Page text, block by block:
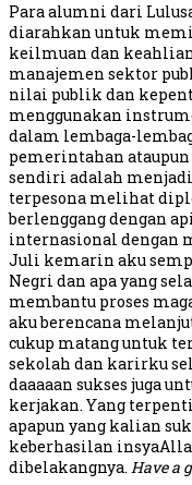
Para alumni dari
diarahkan untuk
keilmuan dan
manajemen sektor
nilai publik dan
menggunakan
dalam lembaga-
pemerintahan
sendiri adalah
terpesona melihat
berlenggang dengan
internasional dengan
Juli kemarin aku
Negri dan apa yang
membantu proses
aku berencana
cukup matang untuk
sekolah dan karirku
daaaaan sukses juga
kerjakan. Yang
apapun yang kalian
keberhasilan
dibelakangnya. Have a